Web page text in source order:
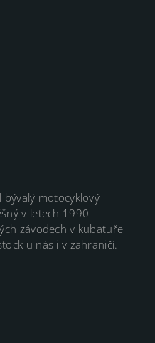
bývalý motocyklový
v letech 1990-
závodech v kubatuře
u nás i v zahraničí.